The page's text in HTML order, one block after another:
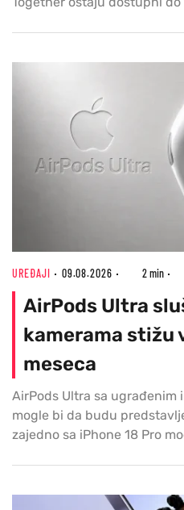
UREĐAJI 09.08.2026 2 min
AirPods Ultra
kamerama stižu
meseca
AirPods Ultra sa ugrađenim
mogle bi da budu
zajedno sa iPhone 18 Pro